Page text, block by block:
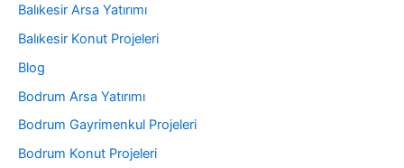
Balıkesir Arsa Yatırımı
Balıkesir Konut Projeleri
Blog
Bodrum Arsa Yatırımı
Bodrum Gayrimenkul Projeleri
Bodrum Konut Projeleri